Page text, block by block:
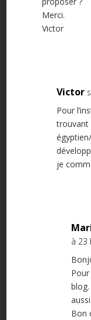
Merci.
Victor
Victor
Pour
trouvant
je
à 23
Bon